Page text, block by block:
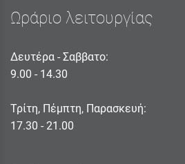
Ωράριο λειτουργίας
Δευτέρα - Σαββατο:
9.00 - 14.30
Τρίτη, Πέμπτη, Παρασκευή:
17.30 - 21.00